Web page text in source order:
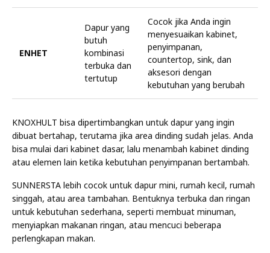
ENHET
Dapur yang
butuh
kombinasi
terbuka dan
tertutup
Cocok jika Anda ingin
menyesuaikan kabinet,
penyimpanan,
countertop, sink, dan
aksesori dengan
kebutuhan yang berubah
KNOXHULT bisa dipertimbangkan untuk dapur yang ingin
dibuat bertahap, terutama jika area dinding sudah jelas. Anda
bisa mulai dari kabinet dasar, lalu menambah kabinet dinding
atau elemen lain ketika kebutuhan penyimpanan bertambah.
SUNNERSTA lebih cocok untuk dapur mini, rumah kecil, rumah
singgah, atau area tambahan. Bentuknya terbuka dan ringan
untuk kebutuhan sederhana, seperti membuat minuman,
menyiapkan makanan ringan, atau mencuci beberapa
perlengkapan makan.